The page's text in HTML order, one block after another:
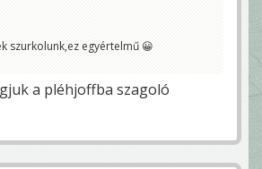
szurkolunk,ez egyértelmű 😀
a pléhjoffba szagoló